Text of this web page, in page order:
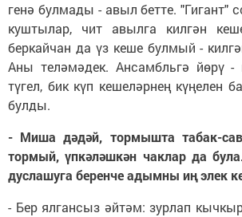
генә булмады - авыл бетте. "Гигант"
куштылар, чит авылга килгән
беркайчан да үз кеше булмый -
Аны теләмәдек. Ансамбльгә йөрү -
түгел, бик күп кешеләрнең күңелен
булды.
- Миша дәдәй, тормышта табак-
тормый, үпкәләшкән чаклар да
дуслашуга беренче адымны иң элек
- Бер ялгансыз әйтәм: зурлап